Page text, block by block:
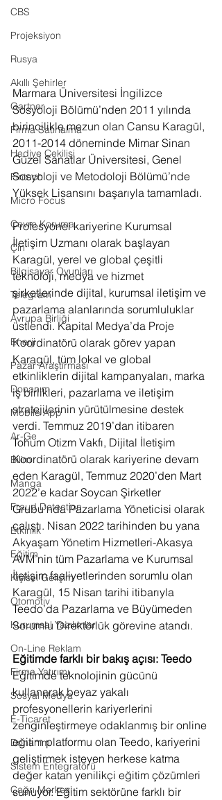
CBS
Projeksiyon
Rusya
Akıllı Şehirler
Gartner
Firma Satınalma
Hediye Çekilişi
Fintech
Micro Focus
Çevre Koruma
Çin
Bilgisayar Oyunları
Telegram
Avrupa Birliği
Enerji
Pazar Araştırması
Donanım
Mobile App
Ar-Ge
Bilim
Manga
Fraud Detection
Etkinlik
Eğitim
Kişisel Gelişim
Otomotiv
Kurumsal Yazılımlar
On-Line Reklam
Firma Yatırımı
Sosyal Medya
E-Ticaret
Donanım
Sistem Entegratörü
Çağrı Merkezi
Marmara Üniversitesi İngilizce
Sosyoloji Bölümü’nden 2011 yılında
birincilikle mezun olan Cansu Karagül,
2011-2014 döneminde Mimar Sinan
Güzel Sanatlar Üniversitesi, Genel
Sosyoloji ve Metodoloji Bölümü’nde
Yüksek Lisansını başarıyla tamamladı.
Profesyonel kariyerine Kurumsal
İletişim Uzmanı olarak başlayan
Karagül, yerel ve global çeşitli
teknoloji, medya ve hizmet
şirketlerinde dijital, kurumsal iletişim ve
pazarlama alanlarında sorumluluklar
üstlendi. Kapital Medya’da Proje
Koordinatörü olarak görev yapan
Karagül, tüm lokal ve global
etkinliklerin dijital kampanyaları, marka
iş birlikleri, pazarlama ve iletişim
stratejilerinin yürütülmesine destek
verdi. Temmuz 2019’dan itibaren
Tohum Otizm Vakfı, Dijital İletişim
Koordinatörü olarak kariyerine devam
eden Karagül, Temmuz 2020’den Mart
2022’e kadar Soycan Şirketler
Grubu’nda Pazarlama Yöneticisi olarak
çalıştı. Nisan 2022 tarihinden bu yana
Akyaşam Yönetim Hizmetleri-Akasya
AVM’nin tüm Pazarlama ve Kurumsal
İletişim faaliyetlerinden sorumlu olan
Karagül, 15 Nisan tarihi itibarıyla
Teedo’da Pazarlama ve Büyümeden
Sorumlu Direktörlük görevine atandı.
Eğitimde farklı bir bakış açısı: Teedo
Eğitimde teknolojinin gücünü
kullanarak beyaz yakalı
profesyonellerin kariyerlerini
zenginleştirmeye odaklanmış bir online
eğitim platformu olan Teedo, kariyerini
geliştirmek isteyen herkese katma
değer katan yenilikçi eğitim çözümleri
sunuyor. Eğitim sektörüne farklı bir